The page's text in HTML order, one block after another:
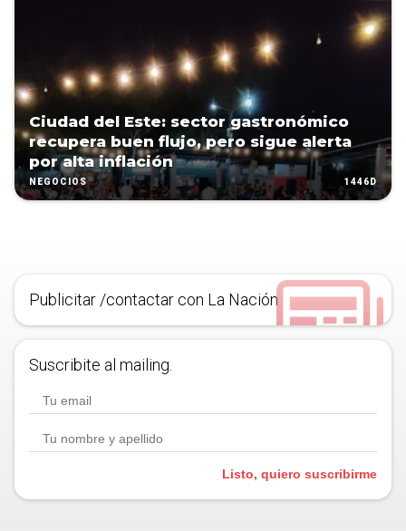
Ciudad del Este: sector gastronómico
recupera buen flujo, pero sigue alerta
por alta inflación
NEGOCIOS 1446D
Publicitar /contactar con La Nación
Suscribite al mailing.
Listo, quiero suscribirme